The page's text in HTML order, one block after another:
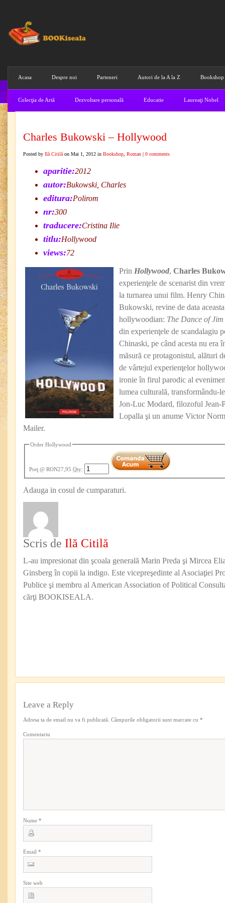
Acasa Despre noi Parteneri Autori de la A la Z Bookshop
Colecţia de Artă Dezvoltare personală Educatie Laureaţi Nobel
Charles Bukowski – Hollywood
Posted by Ilă Citilă on Mai 1, 2012 in Bookshop Roman | 0 comments
aparitie:2012
autor:Bukowski, Charles
editura:Polirom
nr:300
traducere:Cristina Ilie
titlu:Hollywood
views:72
Prin Hollywood, Charles
experienţele de scenarist din
la turnarea unui film. Henry
Bukowski, revine de data
hollywoodian: The Dance of
din experienţele de scandalagiu
Chinaski, pe când acesta nu era
măsură ce protagonistul, alături
de vârtejul experienţelor
ironie în firul parodic al
lumea culturală,
Jon‑Luc Modard, filozoful
Lopalla şi un anume Victor
Mailer.
Order Hollywood
Preţ @ RON27,95 Qty:
Adauga in cosul de cumparaturi.
Scris de Ilă Citilă
L-au impresionat din şcoala generală Marin Preda şi Mircea
Ginsberg în copii la indigo. Este vicepreşedinte al Asociaţiei
Publice şi membru al American Association of Political
cărţi BOOKISEALA.
Leave a Reply
Adresa ta de email nu va fi publicată. Câmpurile obligatorii sunt marcate cu *
Comentariu
Nume *
Email *
Site web